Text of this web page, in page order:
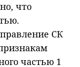
что
СК
частью 1